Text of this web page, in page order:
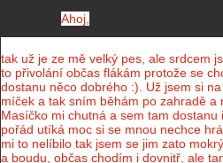
Ahoj,
tak už je ze mě velký pes, ale srdcem
to přivolání občas flákám protože se
dostanu něco dobrého :). Už jsem si
míček a tak sním běhám po zahradě
Masíčko mi chutná a sem tam
pořád utíká moc si se mnou nechce
mi to nelíbilo tak jsem se jim zato
a boudu, občas chodím i dovnitř, ale